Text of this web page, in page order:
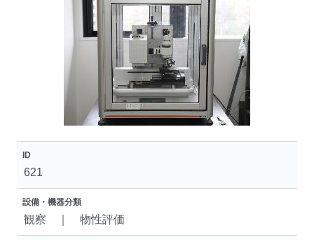
ID
621
設備・機器分類
観察 ｜ 物性評価